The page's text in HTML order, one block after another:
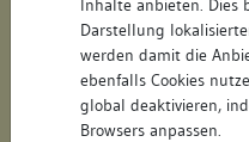
Inhalte anbieten. Dies
Darstellung
werden damit die
ebenfalls Cookies
global deaktivieren,
Browsers anpassen.
Regierungsbezirk:
Wohnplatzschlüssel: